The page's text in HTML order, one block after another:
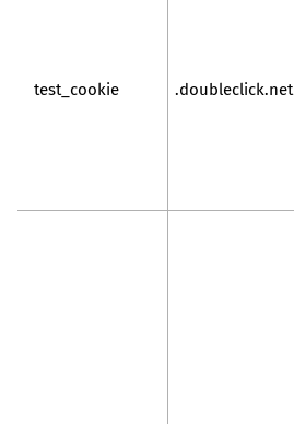
test_cookie .doubleclick.net